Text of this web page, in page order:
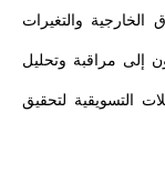
الخارجية والتغيرات
إلى مراقبة وتحليل
التسويقية لتحقيق